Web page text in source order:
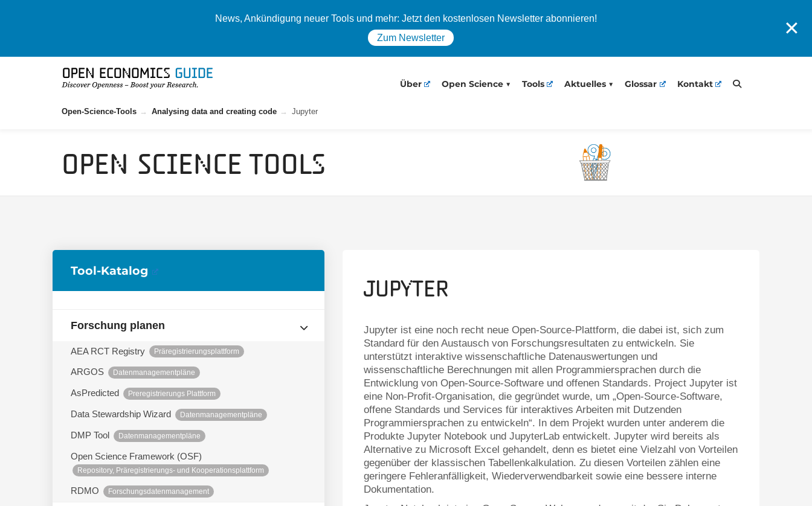
News, Ankündigung neuer Tools und mehr: Jetzt den kostenlosen Newsletter abonnieren!
Zum Newsletter
✕
Über Open Science Tools Aktuelles Glossar Kontakt
Open-Science-Tools Analysing data and creating code Jupyter
Open Science Tools
Tool-Katalog
Forschung planen
AEA RCT Registry Präregistrierungsplattform
ARGOS Datenmanagementpläne
AsPredicted Preregistrierungs Plattform
Data Stewardship Wizard Datenmanagementpläne
DMP Tool Datenmanagementpläne
Open Science Framework (OSF)
Repository, Präregistrierungs- und Kooperationsplattform
RDMO Forschungsdatenmanagement
Jupyter
Jupyter ist eine noch recht neue Open-Source-Plattform, die dabei ist, sich zum
Standard für den Austausch von Forschungsresultaten zu entwickeln. Sie
unterstützt interaktive wissenschaftliche Datenauswertungen und
wissenschaftliche Berechnungen mit allen Programmiersprachen durch die
Entwicklung von Open-Source-Software und offenen Standards. Project Jupyter ist
eine Non-Profit-Organisation, die gegründet wurde, um „Open-Source-Software,
offene Standards und Services für interaktives Arbeiten mit Dutzenden
Programmiersprachen zu entwickeln“. In dem Projekt wurden unter anderem die
Produkte Jupyter Notebook und JupyterLab entwickelt. Jupyter wird bereits als
Alternative zu Microsoft Excel gehandelt, denn es bietet eine Vielzahl von Vorteilen
gegenüber der klassischen Tabellenkalkulation. Zu diesen Vorteilen zählen eine
geringere Fehleranfälligkeit, Wiederverwendbarkeit sowie eine bessere interne
Dokumentation.